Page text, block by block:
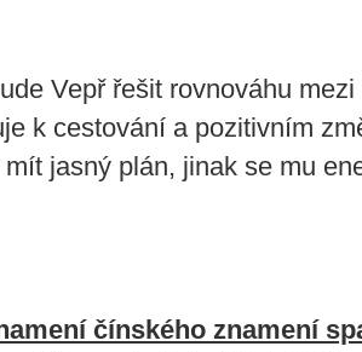
Vepř řešit rovnováhu
k cestování a pozitivním
jasný plán, jinak se mu
čínského znamení